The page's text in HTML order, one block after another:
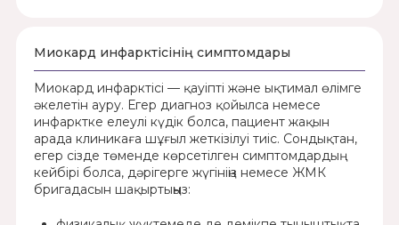
Миокард инфарктісінің симптомдары
Миокард инфарктісі — қауіпті және ықтимал өлімге
әкелетін ауру. Егер диагноз қойылса немесе
инфарктке елеулі күдік болса, пациент жақын
арада клиникаға шұғыл жеткізілуі тиіс. Сондықтан,
егер сізде төменде көрсетілген симптомдардың
кейбірі болса, дәрігерге жүгініңіз немесе ЖМК
бригадасын шақыртыңыз: